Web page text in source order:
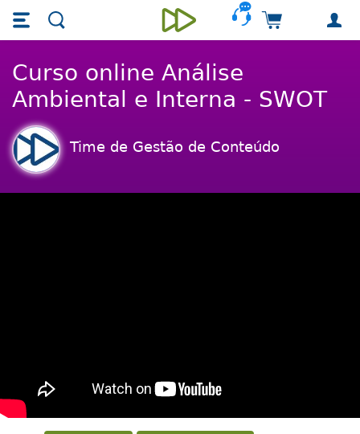
Skip main navigation
Skip to main content
Unieducar
Carrinho de
Curso online Análise
Ambiental e Interna - SWOT
Time de Gestão de Conteúdo